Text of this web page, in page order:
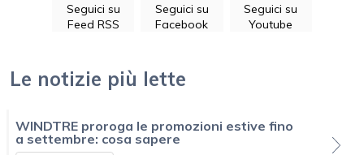
Seguici su
Feed RSS
Seguici su
Facebook
Seguici su
Youtube
Le notizie più lette
WINDTRE proroga le promozioni estive fino
a settembre: cosa sapere